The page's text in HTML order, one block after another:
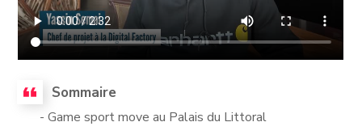
Sommaire
- Game sport move au Palais du Littoral